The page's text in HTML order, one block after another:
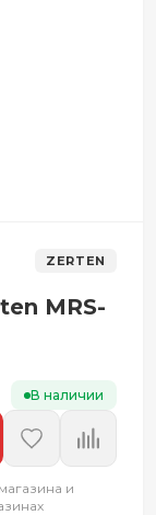
ZERTEN
MRS-
В наличии
и